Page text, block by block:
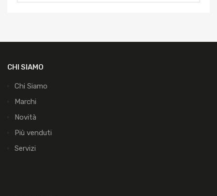
CHI SIAMO
Chi Siamo
Marchi
Novità
Più venduti
Servizi